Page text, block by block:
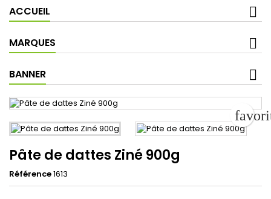
ACCUEIL
MARQUES
BANNER
Pâte de dattes Ziné 900g
Référence1613
Créer une liste